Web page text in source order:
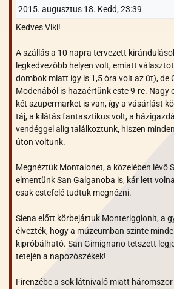
2015. augusztus 18. Kedd, 23:39
Kedves Viki!
A szállás a 10 napra tervezett
legkedvezőbb helyen volt, emiatt
dombok miatt így is 1,5 óra volt az út), de
Modenából is hazaértünk este 9-re. Nagy
két szupermarket is van, így a vásárlást
táj, a kilátás fantasztikus volt, a
vendéggel alig találkoztunk, hiszen
úton voltunk.
Megnéztük Montaionet, a közelében lévő
elmentünk San Galganoba is, kár lett
csak estefelé tudtuk megnézni.
Siena előtt körbejártuk Monteriggionit, a
élvezték, hogy a múzeumban szinte
kipróbálható. San Gimignano tetszett
tetején a napozószékek!
Firenzébe a sok látnivaló miatt